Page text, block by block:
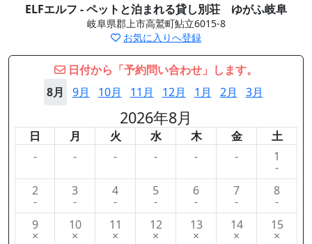
ELFエルフ - ペットと泊まれる貸し別荘 ゆがふ岐阜
岐阜県郡上市高鷲町鮎立6015-8
お気に入りへ登録
日付から「予約問い合わせ」します。
8月
9月 10月 11月 12月 1月 2月 3月
2026年8月
日 月 火 水 木 金
土
-
- - - - - 1
-
2
-
3
-
4
-
5
-
6
-
7
-
8
-
9
×
10
×
11
×
12
×
13
×
14
×
15
×